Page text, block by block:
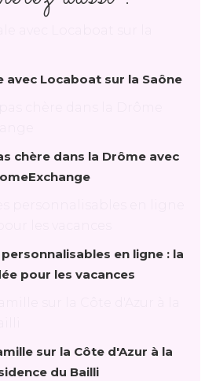
avec Locaboat sur la Saône
chère dans la Drôme avec
en ligne : la
pour les vacances
sur la Côte d'Azur à la
du Bailli